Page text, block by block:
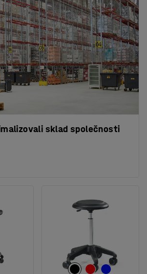
sklad společnosti